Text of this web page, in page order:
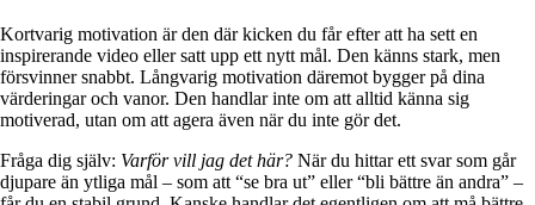
Kortvarig motivation är den där kicken du får efter att ha sett en
inspirerande video eller satt upp ett nytt mål. Den känns stark, men
försvinner snabbt. Långvarig motivation däremot bygger på dina
värderingar och vanor. Den handlar inte om att alltid känna sig
motiverad, utan om att agera även när du inte gör det.
Fråga dig själv: Varför vill jag det här? När du hittar ett svar som går
djupare än ytliga mål – som att “se bra ut” eller “bli bättre än andra” –